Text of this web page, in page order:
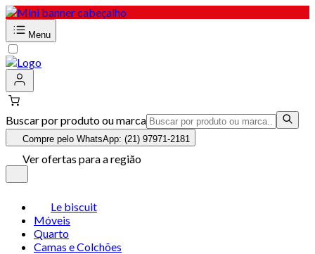
Menu
Buscar por produto ou marca
Compre pelo WhatsApp: (21) 97971-2181
Ver ofertas para a região
Le biscuit
Móveis
Quarto
Camas e Colchões